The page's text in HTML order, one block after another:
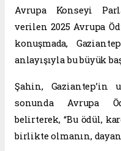
Avrupa Konseyi
verilen 2025 Avrupa
konuşmada,
anlayışıyla bu büyük
Şahin, Gaziantep’in
sonunda Avrupa
belirterek, “Bu ödül,
birlikte olmanın,